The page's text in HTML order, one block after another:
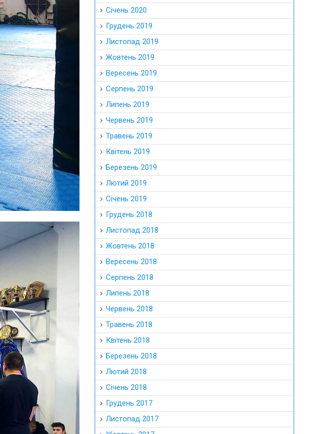
Січень 2020
Грудень 2019
Листопад 2019
Жовтень 2019
Вересень 2019
Серпень 2019
Липень 2019
Червень 2019
Травень 2019
Квітень 2019
Березень 2019
Лютий 2019
Січень 2019
Грудень 2018
Листопад 2018
Жовтень 2018
Вересень 2018
Серпень 2018
Липень 2018
Червень 2018
Травень 2018
Квітень 2018
Березень 2018
Лютий 2018
Січень 2018
Грудень 2017
Листопад 2017